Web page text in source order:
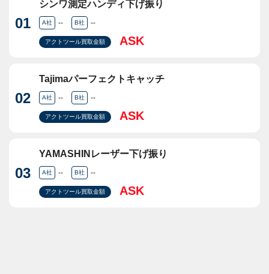
01
シンワ測定ハンディ下げ振り
A社 -- B社 --
アクトツール買取金額 ASK
02
Tajimaパーフェクトキャッチ
A社 -- B社 --
アクトツール買取金額 ASK
03
YAMASHINレーザー下げ振り
A社 -- B社 --
アクトツール買取金額 ASK